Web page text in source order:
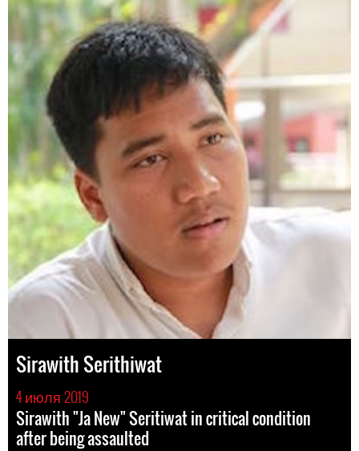
Sirawith Serithiwat
4 июля 2019
Sirawith "Ja New" Seritiwat in critical condition
after being assaulted